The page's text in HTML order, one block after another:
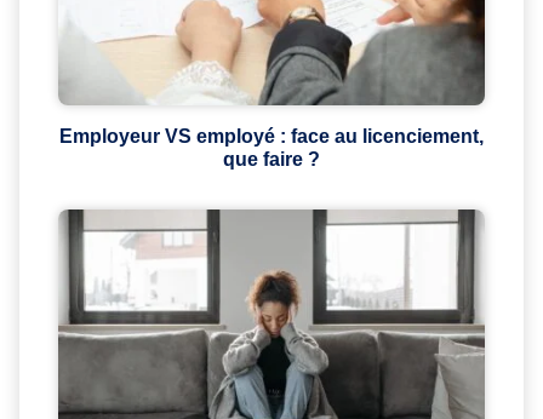
Employeur VS employé : face au licenciement,
que faire ?